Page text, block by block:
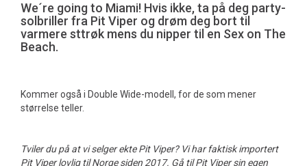
We´re going to Miami! Hvis ikke, ta på deg party-
solbriller fra Pit Viper og drøm deg bort til
varmere sttrøk mens du nipper til en Sex on The
Beach.
Kommer også i Double Wide-modell, for de som mener
størrelse teller.
Tviler du på at vi selger ekte Pit Viper? Vi har faktisk importert
Pit Viper lovlig til Norge siden 2017. Gå til Pit Viper sin egen